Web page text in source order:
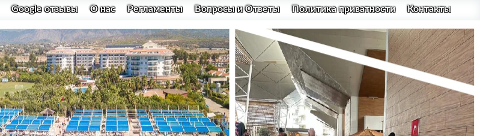
Google отзывы О нас Регламенты Вопросы и Ответы Политика приватности Контакты